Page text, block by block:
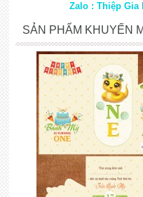
Zalo : Thiệp Gia
SẢN PHẨM KHUYẾN